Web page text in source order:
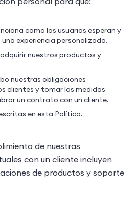
como los usuarios esperan y
experiencia personalizada.
nuestros productos y
nuestras obligaciones
clientes y tomar las medidas
un contrato con un cliente.
en esta Política.
de nuestras
con un cliente incluyen
de productos y soporte